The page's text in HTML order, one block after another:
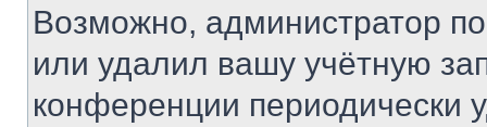
Возможно, администратор
или удалил вашу учётную
конференции периодически